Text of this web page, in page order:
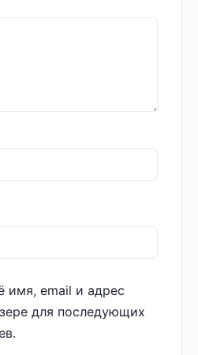
имя, email и адрес
для последующих